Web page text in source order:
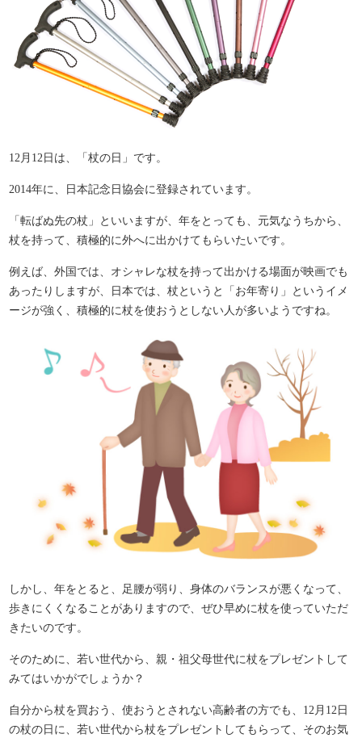
12月12日は、「杖の日」です。
2014年に、日本記念日協会に登録されています。
「転ばぬ先の杖」といいますが、年をとっても、元気なうちから、
杖を持って、積極的に外へに出かけてもらいたいです。
例えば、外国では、オシャレな杖を持って出かける場面が映画でも
あったりしますが、日本では、杖というと「お年寄り」というイメ
ージが強く、積極的に杖を使おうとしない人が多いようですね。
しかし、年をとると、足腰が弱り、身体のバランスが悪くなって、
歩きにくくなることがありますので、ぜひ早めに杖を使っていただ
きたいのです。
そのために、若い世代から、親・祖父母世代に杖をプレゼントして
みてはいかがでしょうか？
自分から杖を買おう、使おうとされない高齢者の方でも、12月12日
の杖の日に、若い世代から杖をプレゼントしてもらって、そのお気